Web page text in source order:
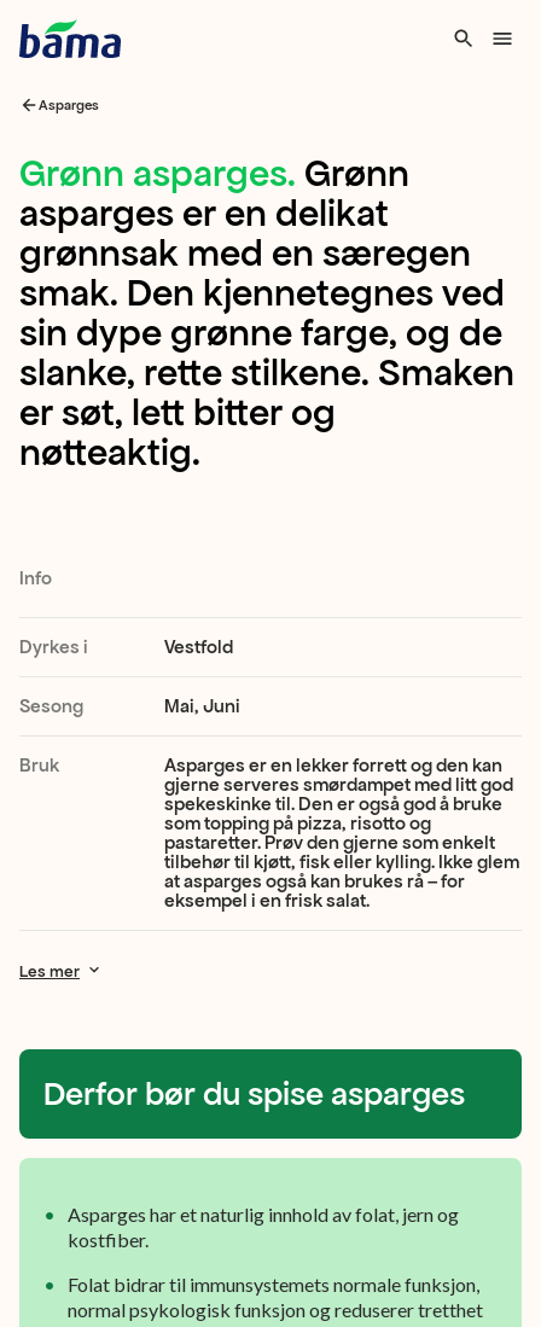
Asparges
Grønn
asparges
Grønn
asparges
er
en
delikat
grønnsak
særegen
smak.
Den
kjennetegnes
ved
sin
og
de
rette
stilkene.
Smaken
er
søt,
bitter
Grønn asparges. Grønn
asparges er en delikat
grønnsak med en særegen
smak. Den kjennetegnes ved
sin dype grønne farge, og de
slanke, rette stilkene. Smaken
er søt, lett bitter og
nøtteaktig.
Info
Dyrkes i Vestfold
Sesong Mai, Juni
Bruk
Asparges er en lekker forrett og den kan
gjerne serveres smørdampet med litt god
spekeskinke til. Den er også god å bruke
som topping på pizza, risotto og
pastaretter. Prøv den gjerne som enkelt
tilbehør til kjøtt, fisk eller kylling. Ikke glem
at asparges også kan brukes rå – for
eksempel i en frisk salat.
Les mer
Derfor bør du spise asparges
Asparges har et naturlig innhold av folat, jern og
kostfiber.
Folat bidrar til immunsystemets normale funksjon,
normal psykologisk funksjon og reduserer tretthet